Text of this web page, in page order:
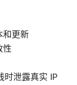
和更新
性
时泄露真实 IP